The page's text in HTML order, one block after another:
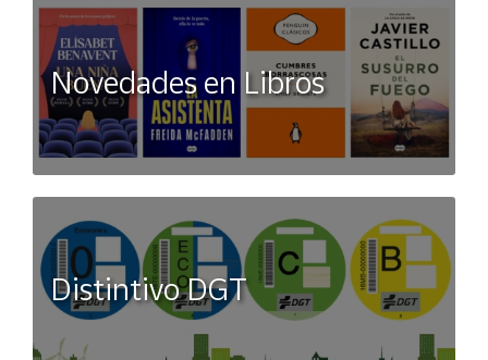
Novedades en Libros
Distintivo DGT